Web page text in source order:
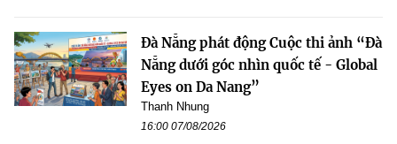
Đà Nẵng phát động Cuộc thi ảnh “Đà
Nẵng dưới góc nhìn quốc tế - Global
Eyes on Da Nang”
Thanh Nhung
16:00 07/08/2026